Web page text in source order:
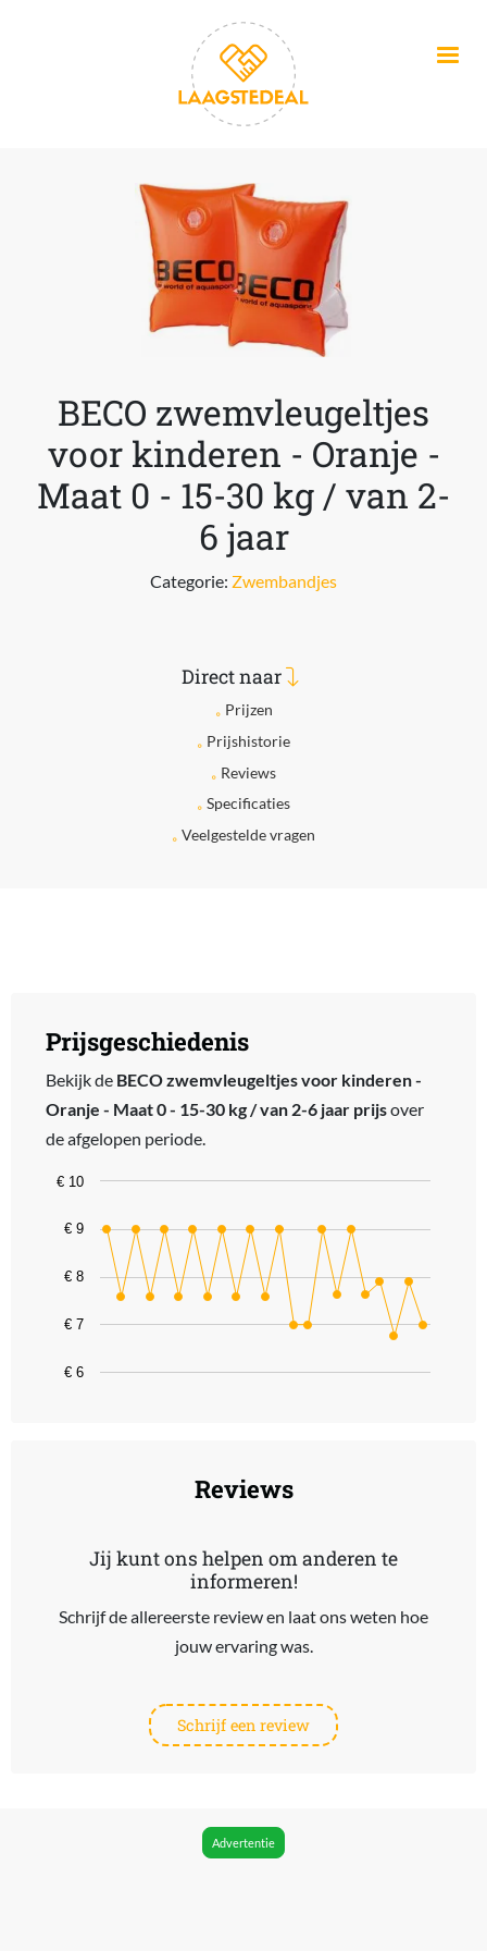
BECO zwemvleugeltjes
voor kinderen - Oranje -
Maat 0 - 15-30 kg / van 2-
6 jaar
Categorie: Zwembandjes
Direct naar
Prijzen
Prijshistorie
Reviews
Specificaties
Veelgestelde vragen
Prijsgeschiedenis
Bekijk de BECO zwemvleugeltjes voor kinderen -
Oranje - Maat 0 - 15-30 kg / van 2-6 jaar prijsover
de afgelopen periode.
Chart
Line chart with 23 data points.
The chart has 1 X axis displaying categories.
The chart has 1 Y axis displaying values. Data ranges from 6.76 to
€ 6
€ 7
€ 8
€ 9
€ 10
Reviews
Jij kunt ons helpen om anderen te
informeren!
Schrijf de allereerste review en laat ons weten hoe
jouw ervaring was.
Schrijf een review
Advertentie